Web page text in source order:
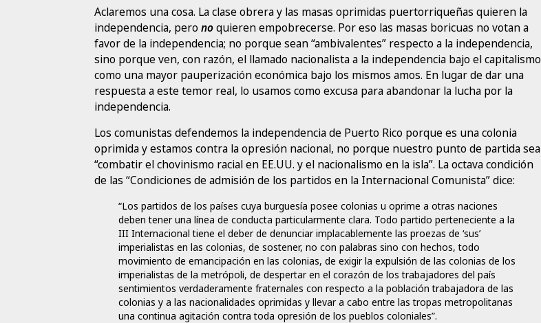
Aclaremos una cosa. La clase obrera y las masas oprimidas puertorriqueñas quieren la
independencia, peronoquieren empobrecerse. Por eso las masas boricuas no votan a
favor de la independencia; no porque sean “ambivalentes” respecto a la independencia,
sino porque ven, con razón, el llamado nacionalista a la independencia bajo el capitalismo
como una mayor pauperización económica bajo los mismos amos. En lugar de dar una
respuesta a este temor real, lo usamos como excusa para abandonar la lucha por la
independencia.
Los comunistas defendemos la independencia de Puerto Rico porque es una colonia
oprimida y estamos contra la opresión nacional, no porque nuestro punto de partida sea
“combatir el chovinismo racial en EE.UU. y el nacionalismo en la isla”. La octava condición
de las “Condiciones de admisión de los partidos en la Internacional Comunista” dice:
“Los partidos de los países cuya burguesía posee colonias u oprime a otras naciones
deben tener una línea de conducta particularmente clara. Todo partido perteneciente a la
III Internacional tiene el deber de denunciar implacablemente las proezas de ‘sus’
imperialistas en las colonias, de sostener, no con palabras sino con hechos, todo
movimiento de emancipación en las colonias, de exigir la expulsión de las colonias de los
imperialistas de la metrópoli, de despertar en el corazón de los trabajadores del país
sentimientos verdaderamente fraternales con respecto a la población trabajadora de las
colonias y a las nacionalidades oprimidas y llevar a cabo entre las tropas metropolitanas
una continua agitación contra toda opresión de los pueblos coloniales”.